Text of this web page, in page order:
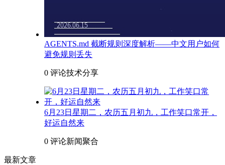
AGENTS.md 截断规则深度解析——中文用户如何
避免规则丢失
0 评论技术分享
6月23日星期二，农历五月初九，工作笑口常开，
好运自然来
0 评论新闻聚合
最新文章